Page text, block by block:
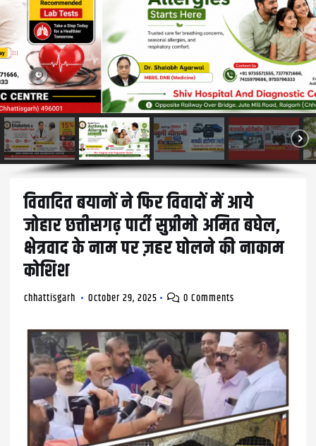
विवादित बयानों ने फिर विवादों में आये
जोहार छत्तीसगढ़ पार्टी सुप्रीमो अमित बघेल,
क्षेत्रवाद के नाम पर ज़हर घोलने की नाकाम
कोशिश
chhattisgarh October 29, 2025 0 Comments